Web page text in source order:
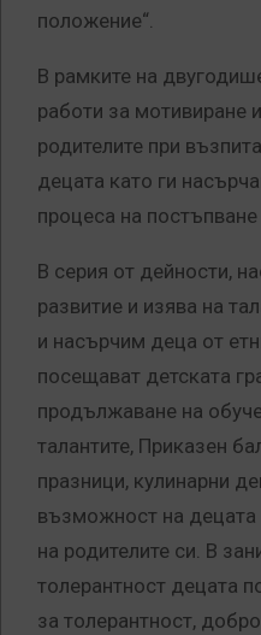
положение“.
В рамките на
работи за мотивиране
родителите при
децата като ги
процеса на
В серия от дейности,
развитие и изява на
и насърчим деца от
посещават детската
продължаване на
талантите, Приказен
празници, кулинарни
възможност на
на родителите си. В
толерантност децата
за толерантност,